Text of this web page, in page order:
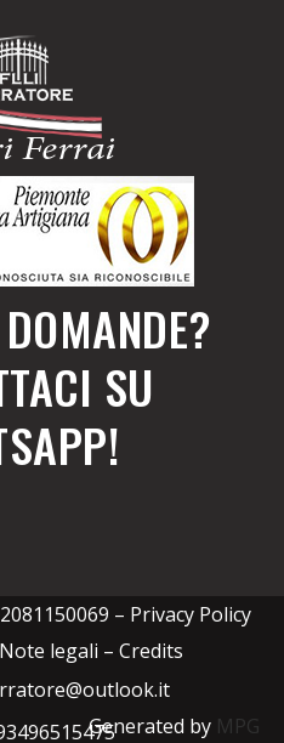
SU
– Privacy Policy
legali – Credits
Generated by MPG